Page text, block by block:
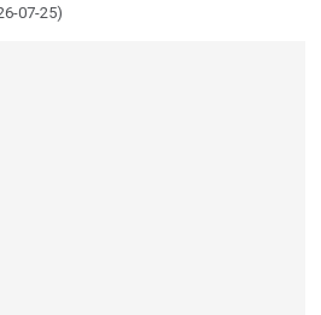
07-25)